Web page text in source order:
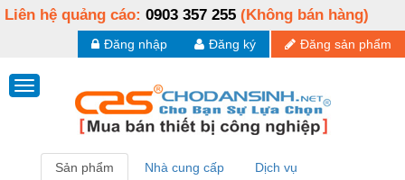
Liên hệ quảng cáo: 0903 357 255 (Không bán hàng)
Đăng sản phẩm
Đăng ký
Đăng nhập
Sản phẩm Nhà cung cấp Dịch vụ